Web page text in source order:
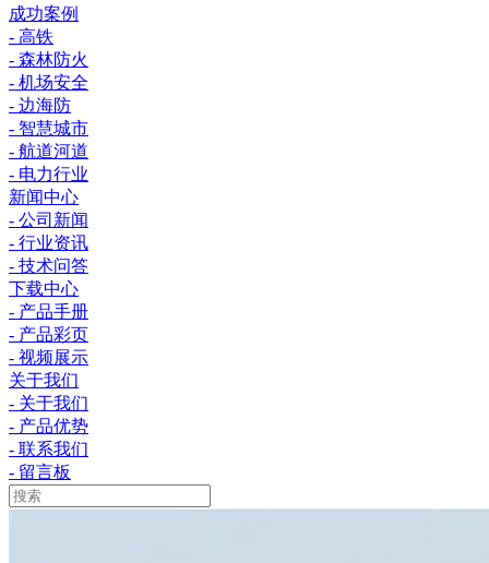
成功案例
- 高铁
- 森林防火
- 机场安全
- 边海防
- 智慧城市
- 航道河道
- 电力行业
新闻中心
- 公司新闻
- 行业资讯
- 技术问答
下载中心
- 产品手册
- 产品彩页
- 视频展示
关于我们
- 关于我们
- 产品优势
- 联系我们
- 留言板